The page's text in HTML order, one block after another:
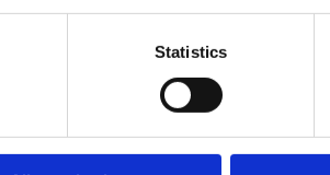
Statistics